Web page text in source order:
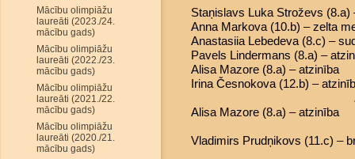
Mācību olimpiāžu
laureāti (2023./24.
mācību gads)
Mācību olimpiāžu
laureāti (2022./23.
mācību gads)
Mācību olimpiāžu
laureāti (2021./22.
mācību gads)
Mācību olimpiāžu
laureāti (2020./21.
mācību gads)
Staņislavs Luka Stroževs (8.a)
Anna Markova (10.b) – zelta
Anastasiia Lebedeva (8.c) –
Pavels Lindermans (8.a) –
Alisa Mazore (8.a) – atzinība
Irina Česnokova (12.b) –
Alisa Mazore (8.a) – atzinība
Vladimirs Prudņikovs (11.c) –